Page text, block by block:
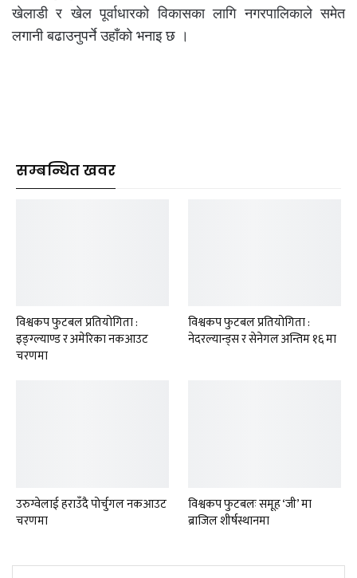
खेलाडी र खेल पूर्वाधारको विकासका लागि नगरपालिकाले समेत
लगानी बढाउनुपर्ने उहाँको भनाइ छ ।
सम्बन्धित खवर
विश्वकप फुटबल प्रतियोगिता :
इङ्ग्ल्याण्ड र अमेरिका नकआउट
चरणमा
विश्वकप फुटबल प्रतियोगिता :
नेदरल्यान्ड्स र सेनेगल अन्तिम १६ मा
उरुग्वेलाई हराउँदै पोर्चुगल नकआउट
चरणमा
विश्वकप फुटबलः समूह ‘जी’ मा
ब्राजिल शीर्षस्थानमा